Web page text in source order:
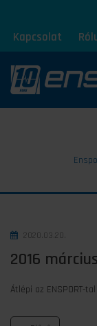
Kapcsolat
2020.03.20.
2016 március
Átlépi az ENSPORT-